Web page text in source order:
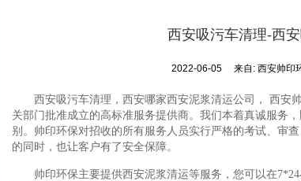
西安吸污车清理-西
2022-06-05 来自: 西安帅印
西安吸污车清理，西安哪家西安泥浆清运公司， 西安
关部门批准成立的高标准服务提供商。我们本着真诚服务
别。帅印环保对招收的所有服务人员实行严格的考试、审
的同时，也让客户有了安全保障。
帅印环保主要提供西安泥浆清运等服务，您可以在